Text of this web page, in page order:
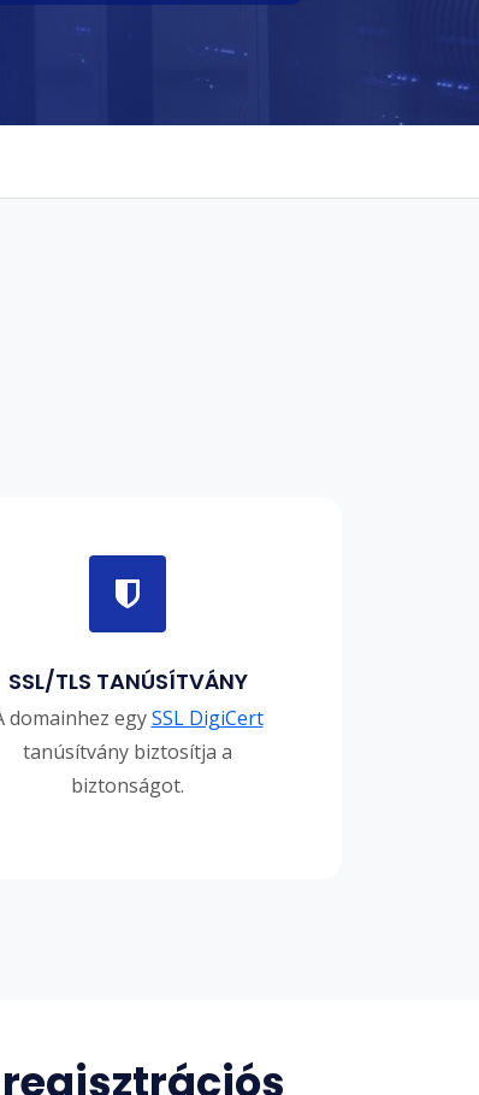
SSL/TLS TANÚSÍTVÁNY
domainhez egySSL DigiCert
tanúsítvány biztosítja a
biztonságot.